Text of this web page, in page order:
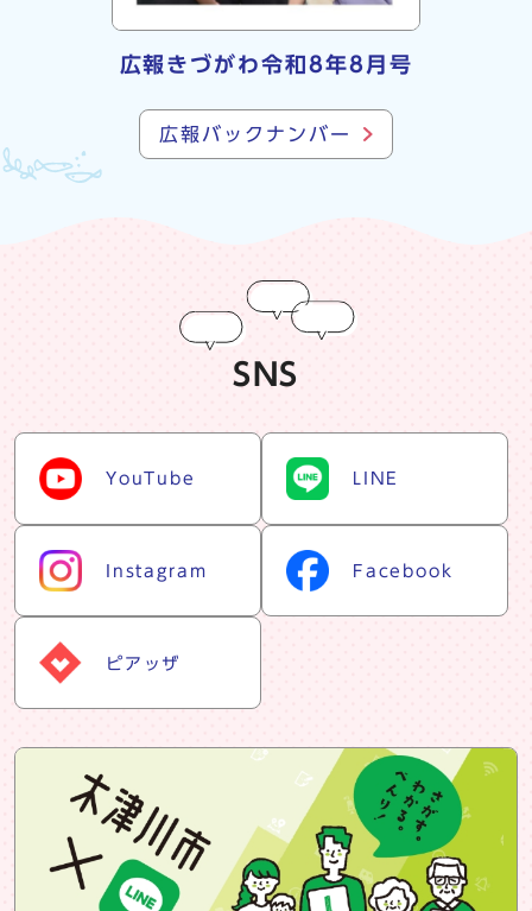
広報きづがわ令和8年8月号
広報バックナンバー
SNS
snsリスト
YouTube LINE
Instagram Facebook
ピアッザ
snsバナー